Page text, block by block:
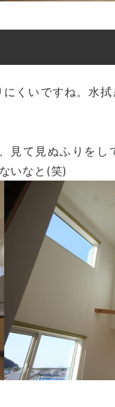
くいですね。水
見て見ぬふりをし
いなと(笑)